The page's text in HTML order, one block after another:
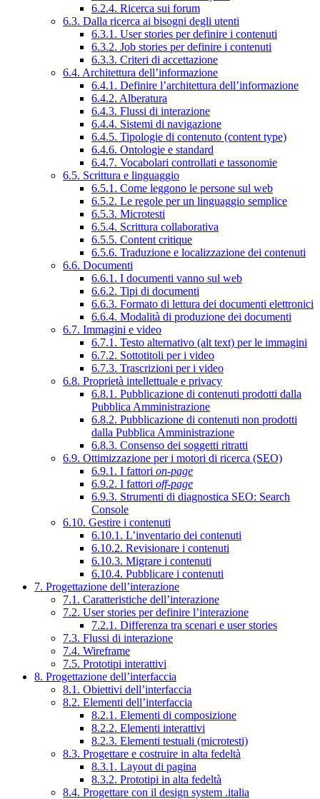
6.2.4. Ricerca sui forum
6.3. Dalla ricerca ai bisogni degli utenti
6.3.1. User stories per definire i contenuti
6.3.2. Job stories per definire i contenuti
6.3.3. Criteri di accettazione
6.4. Architettura dell’informazione
6.4.1. Definire l’architettura dell’informazione
6.4.2. Alberatura
6.4.3. Flussi di interazione
6.4.4. Sistemi di navigazione
6.4.5. Tipologie di contenuto (content type)
6.4.6. Ontologie e standard
6.4.7. Vocabolari controllati e tassonomie
6.5. Scrittura e linguaggio
6.5.1. Come leggono le persone sul web
6.5.2. Le regole per un linguaggio semplice
6.5.3. Microtesti
6.5.4. Scrittura collaborativa
6.5.5. Content critique
6.5.6. Traduzione e localizzazione dei contenuti
6.6. Documenti
6.6.1. I documenti vanno sul web
6.6.2. Tipi di documenti
6.6.3. Formato di lettura dei documenti elettronici
6.6.4. Modalità di produzione dei documenti
6.7. Immagini e video
6.7.1. Testo alternativo (alt text) per le immagini
6.7.2. Sottotitoli per i video
6.7.3. Trascrizioni per i video
6.8. Proprietà intellettuale e privacy
6.8.1. Pubblicazione di contenuti prodotti dalla
Pubblica Amministrazione
6.8.2. Pubblicazione di contenuti non prodotti
dalla Pubblica Amministrazione
6.8.3. Consenso dei soggetti ritratti
6.9. Ottimizzazione per i motori di ricerca (SEO)
6.9.1. I fattori on-page
6.9.2. I fattori off-page
6.9.3. Strumenti di diagnostica SEO: Search
Console
6.10. Gestire i contenuti
6.10.1. L’inventario dei contenuti
6.10.2. Revisionare i contenuti
6.10.3. Migrare i contenuti
6.10.4. Pubblicare i contenuti
7. Progettazione dell’interazione
7.1. Caratteristiche dell’interazione
7.2. User stories per definire l’interazione
7.2.1. Differenza tra scenari e user stories
7.3. Flussi di interazione
7.4. Wireframe
7.5. Prototipi interattivi
8. Progettazione dell’interfaccia
8.1. Obiettivi dell’interfaccia
8.2. Elementi dell’interfaccia
8.2.1. Elementi di composizione
8.2.2. Elementi interattivi
8.2.3. Elementi testuali (microtesti)
8.3. Progettare e costruire in alta fedeltà
8.3.1. Layout di pagina
8.3.2. Prototipi in alta fedeltà
8.4. Progettare con il design system .italia